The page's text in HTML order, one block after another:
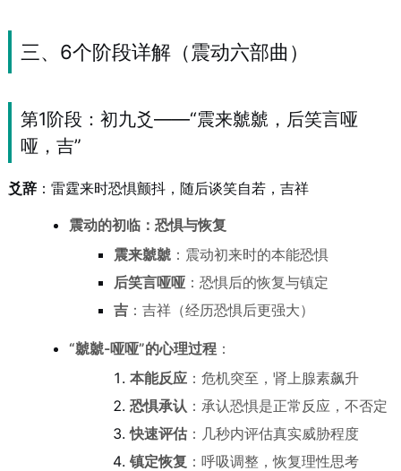
三、6个阶段详解（震动六部曲）
第1阶段：初九爻——“震来虩虩，后笑言哑
哑，吉”
爻辞：雷霆来时恐惧颤抖，随后谈笑自若，吉祥
震动的初临：恐惧与恢复
震来虩虩：震动初来时的本能恐惧
后笑言哑哑：恐惧后的恢复与镇定
吉：吉祥（经历恐惧后更强大）
“虩虩-哑哑”的心理过程：
本能反应：危机突至，肾上腺素飙升
恐惧承认 ：承认恐惧是正常反应，不否定
快速评估：几秒内评估真实威胁程度
镇定恢复 ：呼吸调整，恢复理性思考